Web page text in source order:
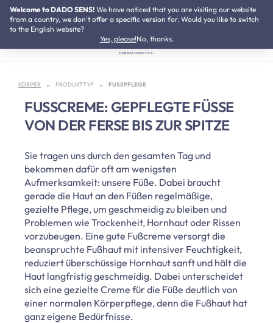
Zum Hauptinhalt springen
Welcome to DADO SENS! We have noticed that you are visiting our website
from a country, we don't offer a specific version for. Would you like to switch
to the English website?
Yes, please!No, thanks.
SUMMER SALE:Bis zu 50% Preisvorteil
KÖRPER PRODUKTTYP FUSSPFLEGE
FUSSCREME: GEPFLEGTE FÜSSE VO
N DER FERSE BIS ZUR SPITZE
Sie tragen uns durch den gesamten Tag und
bekommen dafür oft am wenigsten
Aufmerksamkeit: unsere Füße. Dabei braucht
gerade die Haut an den Füßen regelmäßige,
gezielte Pflege, um geschmeidig zu bleiben und
Problemen wie Trockenheit, Hornhaut oder Rissen
vorzubeugen. Eine gute Fußcreme versorgt die
beanspruchte Fußhaut mit intensiver Feuchtigkeit,
reduziert überschüssige Hornhaut sanft und hält die
Haut langfristig geschmeidig. Dabei unterscheidet
sich eine gezielte Creme für die Füße deutlich von
einer normalen Körperpflege, denn die Fußhaut hat
ganz eigene Bedürfnisse.